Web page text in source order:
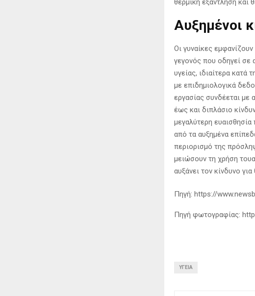
Αυξημένοι
Οι γυναίκες
γεγονός που οδηγεί σε
υγείας, ιδιαίτερα
με επιδημιολογικά
εργασίας συνδέεται
έως και διπλάσιο
μεγαλύτερη
από τα αυξημένα
περιορισμό της
μειώσουν τη χρήση
αυξάνει τον κίνδυνο
Πηγή: https://
Πηγή φωτογραφίας:
ΥΓΕΊΑ